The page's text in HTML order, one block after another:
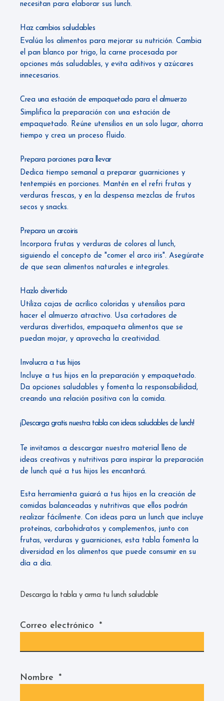
necesitan para elaborar sus lunch.
Haz cambios saludables
Evalúa los alimentos para mejorar su nutrición. Cambia
el pan blanco por trigo, la carne procesada por
opciones más saludables, y evita aditivos y azúcares
innecesarios.
Crea una estación de empaquetado para el almuerzo
Simplifica la preparación con una estación de
empaquetado. Reúne utensilios en un solo lugar, ahorra
tiempo y crea un proceso fluido.
Prepara porciones para llevar
Dedica tiempo semanal a preparar guarniciones y
tentempiés en porciones. Mantén en el refri frutas y
verduras frescas, y en la despensa mezclas de frutos
secos y snacks.
Prepara un arcoiris
Incorpora frutas y verduras de colores al lunch,
siguiendo el concepto de "comer el arco iris". Asegúrate
de que sean alimentos naturales e integrales.
Hazlo divertido
Utiliza cajas de acrílico coloridas y utensilios para
hacer el almuerzo atractivo. Usa cortadores de
verduras divertidos, empaqueta alimentos que se
puedan mojar, y aprovecha la creatividad.
Involucra a tus hijos
Incluye a tus hijos en la preparación y empaquetado.
Da opciones saludables y fomenta la responsabilidad,
creando una relación positiva con la comida.
¡Descarga gratis nuestra tabla con ideas saludables de lunch!
Te invitamos a descargar nuestro material lleno de
ideas creativas y nutritivas para inspirar la preparación
de lunch qué a tus hijos les encantará.
Esta herramienta guiará a tus hijos en la creación de
comidas balanceadas y nutritivas que ellos podrán
realizar fácilmente. Con ideas para un lunch que incluye
proteínas, carbohidratos y complementos, junto con
frutas, verduras y guarniciones, esta tabla fomenta la
diversidad en los alimentos que puede consumir en su
día a día.
Descarga la tabla y arma tu lunch saludable
Correo electrónico *
Nombre *